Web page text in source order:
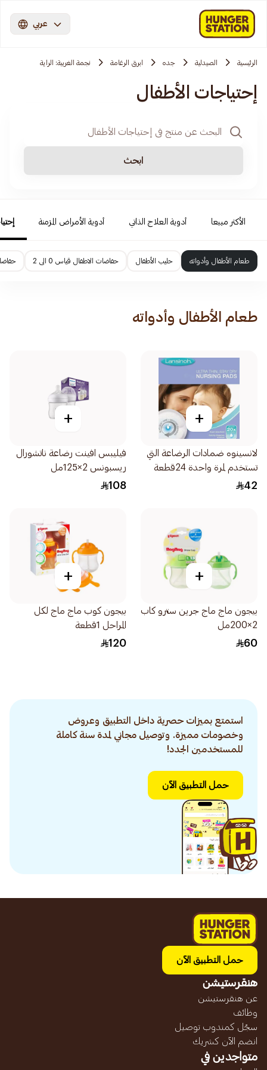
عربي
الرئيسية الصيدلية جده ابرق الرغامة نجمة الغربية: الراية
إحتياجات الأطفال
ابحث
الأكثر مبيعا أدوية العلاج الذاتي أدوية الأمراض المزمنة
طعام الأطفال وأدواته حليب الأطفال حفاضات الاطفال قياس 0 الى 2
طعام الأطفال وأدواته
+
لانسينوه ضمادات الرضاعة التي
تستخدم لمرة واحدة 24قطعة
42
+
فيليبس افينت رضاعة ناتشورال
ريسبونس 2×125مل
108
+
بيجون ماج ماج جرين سترو كاب
2×200مل
60
+
بيجون كوب ماج ماج لكل
المراحل 1قطعة
120
استمتع بميزات حصرية داخل التطبيق وعروض
وخصومات مميزة. وتوصيل مجاني لمدة سنة كاملة
للمستخدمين الجدد!
حمل التطبيق الآن
حمل التطبيق الآن
هنقرستيشن
عن هنقرستيشن
وظائف
سجّل كمندوب توصيل
انضم الآن كشريك
متواجدين في